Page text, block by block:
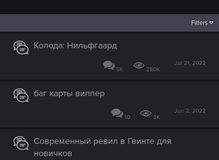
Filters
Колода: Нильфгаард
5K 280K
Jul 21, 2022
баг карты виппер
10 3K
Jun 2, 2022
Современный ревил в Гвинте для
новичков